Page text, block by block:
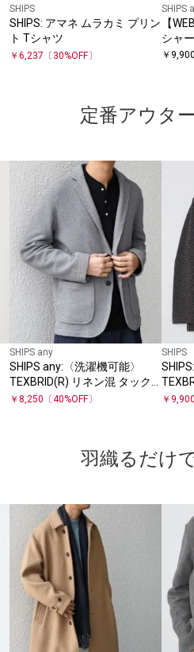
SHIPS
SHIPS: アマネ ムラカミ プリン
ト Tシャツ
￥ 6,237 〔 30%OFF〕
SHIPS
【
シャ
シャ
￥ 9,900
定番アウタ
SHIPS any
SHIPS any:〈洗濯機可能〉
TEXBRID(R) リネン混 タック
ハニカム ニット ジャケット◇
￥ 8,250 〔40%OFF〕
SHIPS
ン ジ
￥ 9,900
羽織るだけ